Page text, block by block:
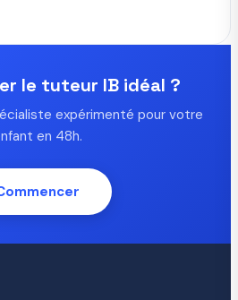
le tuteur IB idéal ?
expérimenté pour votre
en 48h.